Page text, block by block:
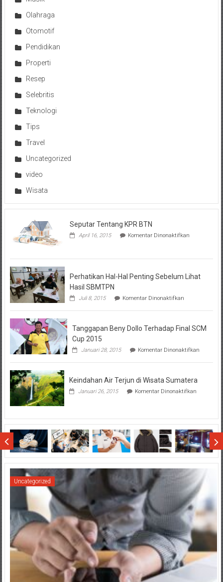
Olahraga
Otomotif
Pendidikan
Properti
Resep
Selebritis
Teknologi
Tips
Travel
Uncategorized
video
Wisata
Seputar Tentang KPR BTN
April 16, 2015 Komentar Dinonaktifkanpada
Perhatikan Hal-Hal Penting Sebelum Lihat
Hasil SBMTPN
Juli 8, 2015 Komentar Dinonaktifkanpada
Hal-
Penting
Hasil
Tanggapan Beny Dollo Terhadap Final SCM
Cup 2015
Januari 28, 2015 Komentar Dinonaktifkanpada
Beny
Keindahan Air Terjun di Wisata Sumatera
Januari 26, 2015 Komentar Dinonaktifkanpada
di
Wisata
Sumatera
Uncategorized